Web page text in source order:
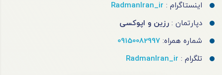
اینستاگرام : RadmanIran_ir
دپارتمان : رزین و اپوکسی
شماره همراه: 09150082997
تلگرام : RadmanIran_ir